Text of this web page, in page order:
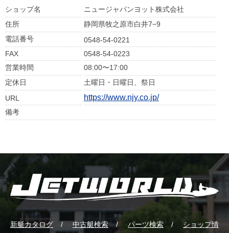
ショップ名
ニュージャパンヨット株式会社
住所
静岡県牧之原市白井7−9
電話番号
0548-54-0221
FAX
0548-54-0223
営業時間
08:00〜17:00
定休日
土曜日・日曜日、祭日
URL
https://www.njy.co.jp/
備考
新艇カタログ 中古艇検索 パーツ検索 ショップ情